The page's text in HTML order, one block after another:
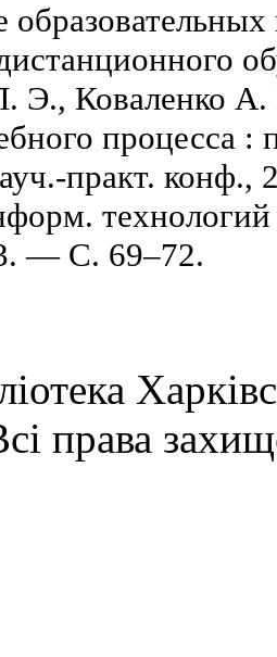
Э., Коваленко
процесса
практ. конф.,
— C. 69–72.
права